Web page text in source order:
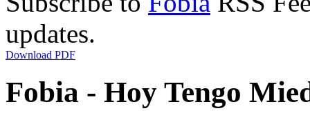
updates.
Download PDF
Fobia - Hoy Tengo